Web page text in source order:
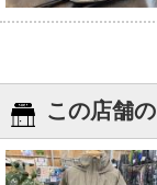
この店舗